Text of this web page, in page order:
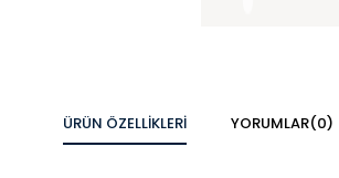
ÜRÜN ÖZELLIKLERI YORUMLAR(0)